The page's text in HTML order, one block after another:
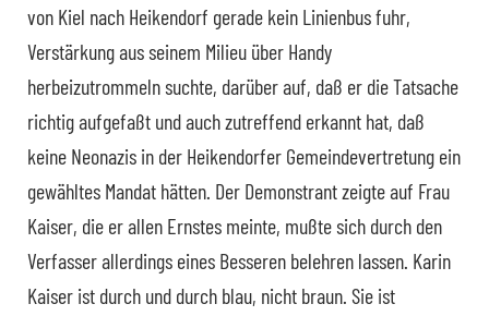
von Kiel nach Heikendorf gerade kein Linienbus fuhr,
Verstärkung aus seinem Milieu über Handy
herbeizutrommeln suchte, darüber auf, daß er die Tatsache
richtig aufgefaßt und auch zutreffend erkannt hat, daß
keine Neonazis in der Heikendorfer Gemeindevertretung ein
gewähltes Mandat hätten. Der Demonstrant zeigte auf Frau
Kaiser, die er allen Ernstes meinte, mußte sich durch den
Verfasser allerdings eines Besseren belehren lassen. Karin
Kaiser ist durch und durch blau, nicht braun. Sie ist